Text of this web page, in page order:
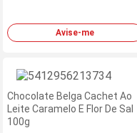
Avise-me
novidade
Ofertas
exclusivas
site
-
RedeMiX
Chocolate Belga Cachet Ao
Leite Caramelo E Flor De Sal
100g